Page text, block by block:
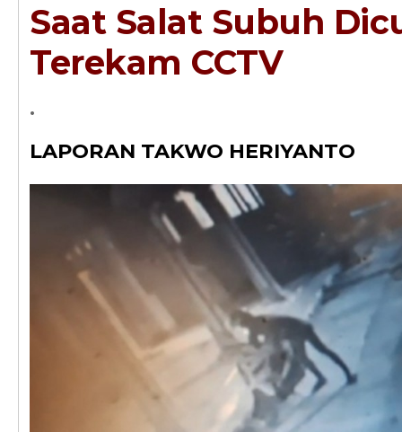
Saat Salat Subuh
Terekam CCTV
.
LAPORAN TAKWO HERIYANTO